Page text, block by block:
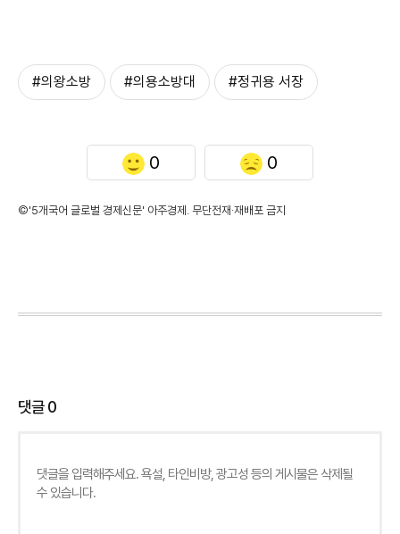
#의왕소방 #의용소방대 #정귀용 서장
0 0
©'5개국어 글로벌 경제신문' 아주경제. 무단전재·재배포 금지
댓글0